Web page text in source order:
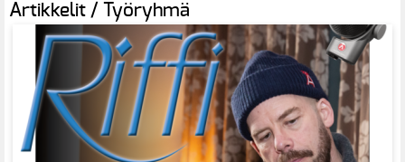
Artikkelit / Työryhmä